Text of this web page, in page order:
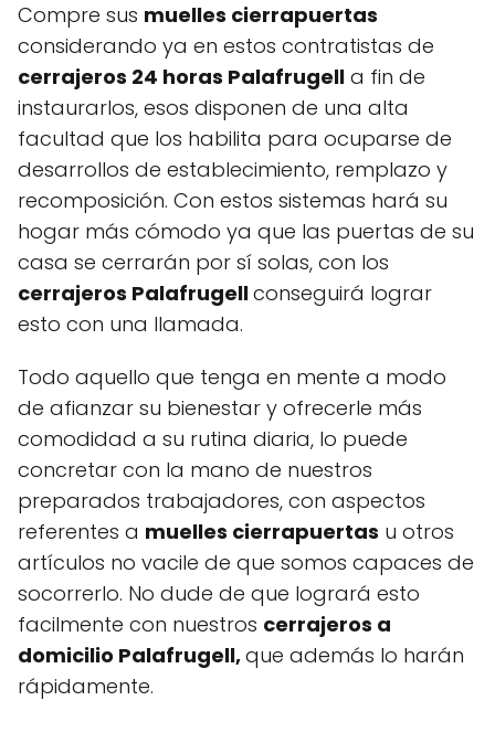
Compre sus muelles cierrapuertas
considerando ya en estos contratistas de
cerrajeros 24 horas Palafrugell a fin de
instaurarlos, esos disponen de una alta
facultad que los habilita para ocuparse de
desarrollos de establecimiento, remplazo y
recomposición. Con estos sistemas hará su
hogar más cómodo ya que las puertas de su
casa se cerrarán por sí solas, con los
cerrajeros Palafrugellconseguirá lograr
esto con una llamada.
Todo aquello que tenga en mente a modo
de afianzar su bienestar y ofrecerle más
comodidad a su rutina diaria, lo puede
concretar con la mano de nuestros
preparados trabajadores, con aspectos
referentes a muelles cierrapuertas u otros
artículos no vacile de que somos capaces de
socorrerlo. No dude de que logrará esto
facilmente con nuestros cerrajeros a
domicilio Palafrugell,que además lo harán
rápidamente.